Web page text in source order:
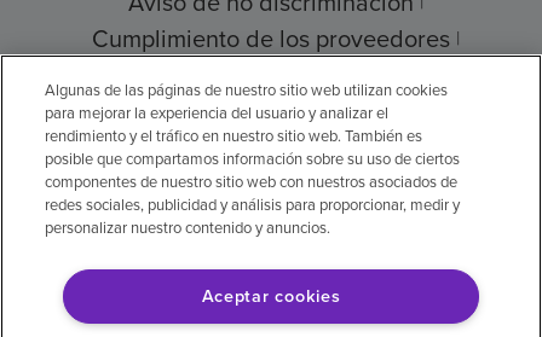
Cumplimiento de los proveedores
Transparencia de precios
© 2026 Encompass Health Corporation
Preferencias de cookies
Aviso legal: Se tradujo con la ayuda de
Algunas de las páginas de nuestro sitio web utilizan cookies
para mejorar la experiencia del usuario y analizar el
rendimiento y el tráfico en nuestro sitio web. También es
posible que compartamos información sobre su uso de ciertos
componentes de nuestro sitio web con nuestros asociados de
redes sociales, publicidad y análisis para proporcionar, medir y
personalizar nuestro contenido y anuncios.
Aceptar cookies